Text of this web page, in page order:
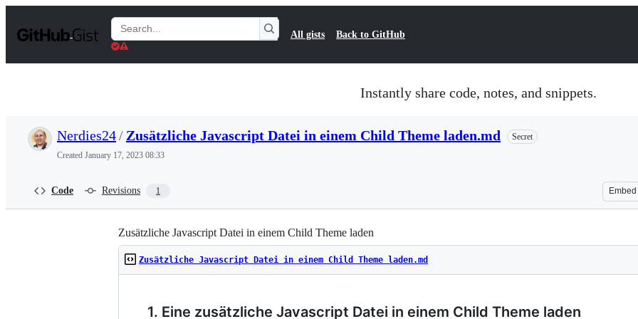
t
Search
Gists
All gists Back to GitHub
Instantly share code, notes, and snippets.
Nerdies24/ Zusätzliche Javascript Datei in einem Child Theme laden.md
Secret
Created January 17, 2023 08:33
Code Revisions 1 Embed
Zusätzliche Javascript Datei in einem Child Theme laden
Zusätzliche Javascript Datei in einem Child Theme laden.md
1. Eine zusätzliche Javascript Datei in einem Child Theme laden